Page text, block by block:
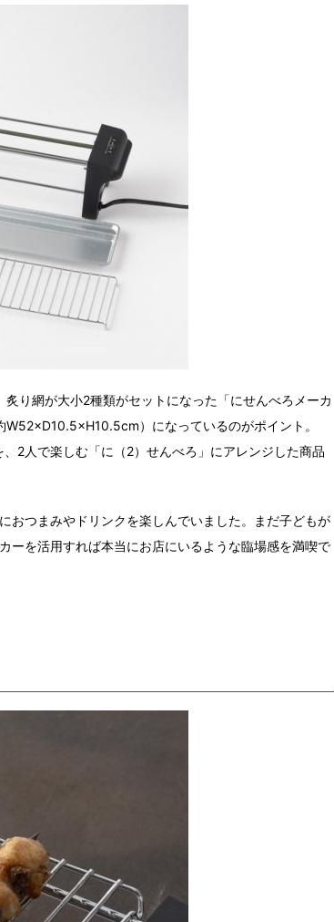
り網が大小2種類がセットになった「にせんべろメーカ
）になっているのがポイント。
2人で楽しむ「に（2）せんべろ」にアレンジした商品
おつまみやドリンクを楽しんでいました。まだ子どもが
ーを活用すれば本当にお店にいるような臨場感を満喫で